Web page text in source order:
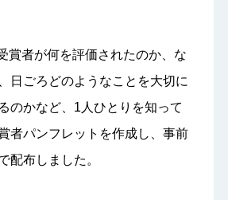
賞者が何を評価されたのか、な
日ごろどのようなことを大切に
のかなど、1人ひとりを知って
者パンフレットを作成し、事前
配布しました。